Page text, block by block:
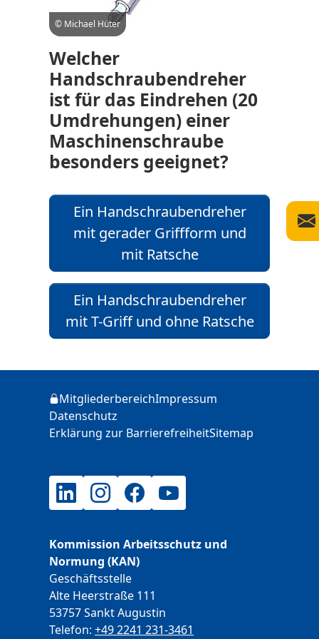
© Michael Hüter
Welcher
Handschraubendreher
ist für das Eindrehen (20
Umdrehungen) einer
Maschinenschraube
besonders geeignet?
Ein Handschraubendreher
mit gerader Griffform und
mit Ratsche
Ein Handschraubendreher
mit T-Griff und ohne Ratsche
Login
MitgliederbereichImpressum
Datenschutz
Erklärung zur BarrierefreiheitSitemap
LinkedInInstagramFacebookYouTube
Kommission Arbeitsschutz und
Normung (KAN)
Geschäftsstelle
Alte Heerstraße 111
53757 Sankt Augustin
Telefon: +49 2241 231-3461